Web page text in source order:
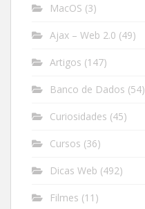
MacOS (3)
Ajax – Web 2.0 (49)
Artigos (147)
Banco de Dados (54)
Curiosidades (45)
Cursos (36)
Dicas Web (492)
Filmes (11)